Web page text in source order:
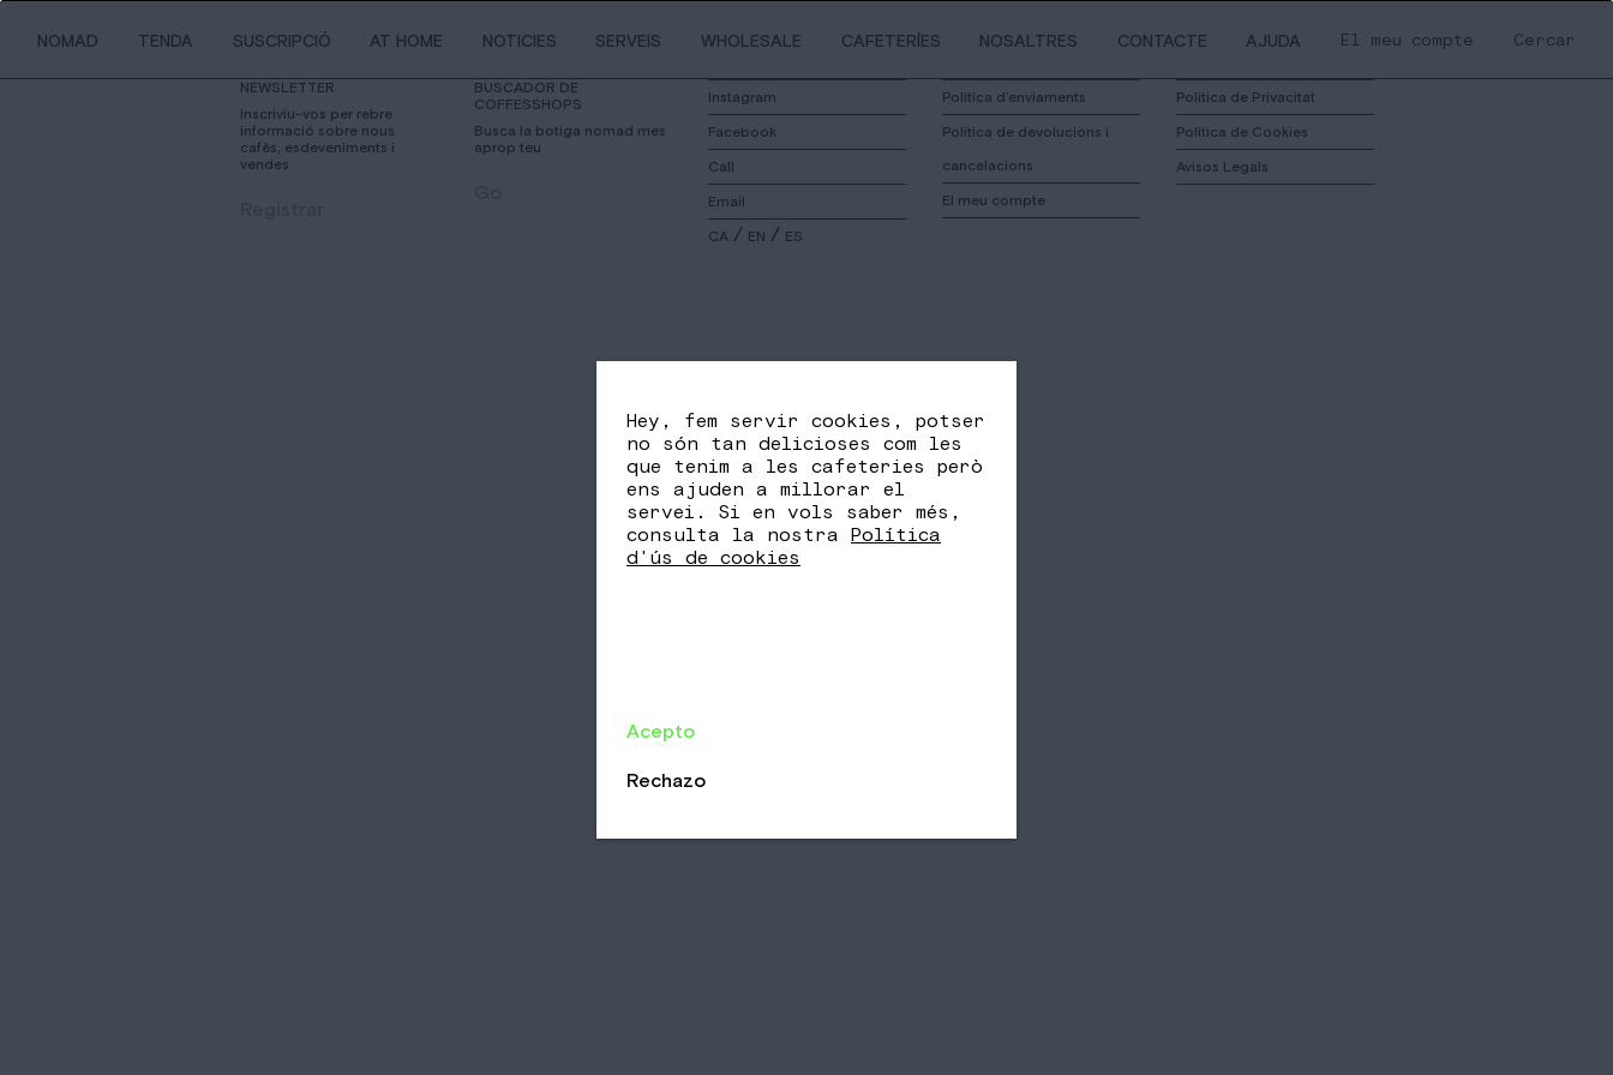
NOMAD TENDA SUSCRIPCIÓ AT HOME NOTICIES SERVEIS WHOLESALE CAFETERÍES NOSALTRES CONTACTE AJUDA El meu compte Cercar
NEWSLETTER
Inscriviu-vos per rebre
informació sobre nous
cafès, esdeveniments i
vendes
BUSCADOR DE
COFFESSHOPS
Busca la botiga nomad mes
aprop teu
Instagram
Facebook
Call
Email
CA / EN / ES
Politica d’enviaments
Politica de devolucions i
cancelacions
El meu compte
Politica de Privacitat
Politica de Cookies
Avisos Legals
Hey, fem servir cookies, potser
no són tan delicioses com les
que tenim a les cafeteries però
ens ajuden a millorar el
servei. Si en vols saber més,
consulta la nostra Política
d'ús de cookies
Acepto
Rechazo